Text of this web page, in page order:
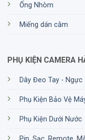
Ống Nhòm
Miếng dán cằm
PHỤ KIỆN CAMERA
Dây Đeo Tay - Ngực
Phụ Kiện Bảo Vệ
Phụ Kiện Dưới Nước